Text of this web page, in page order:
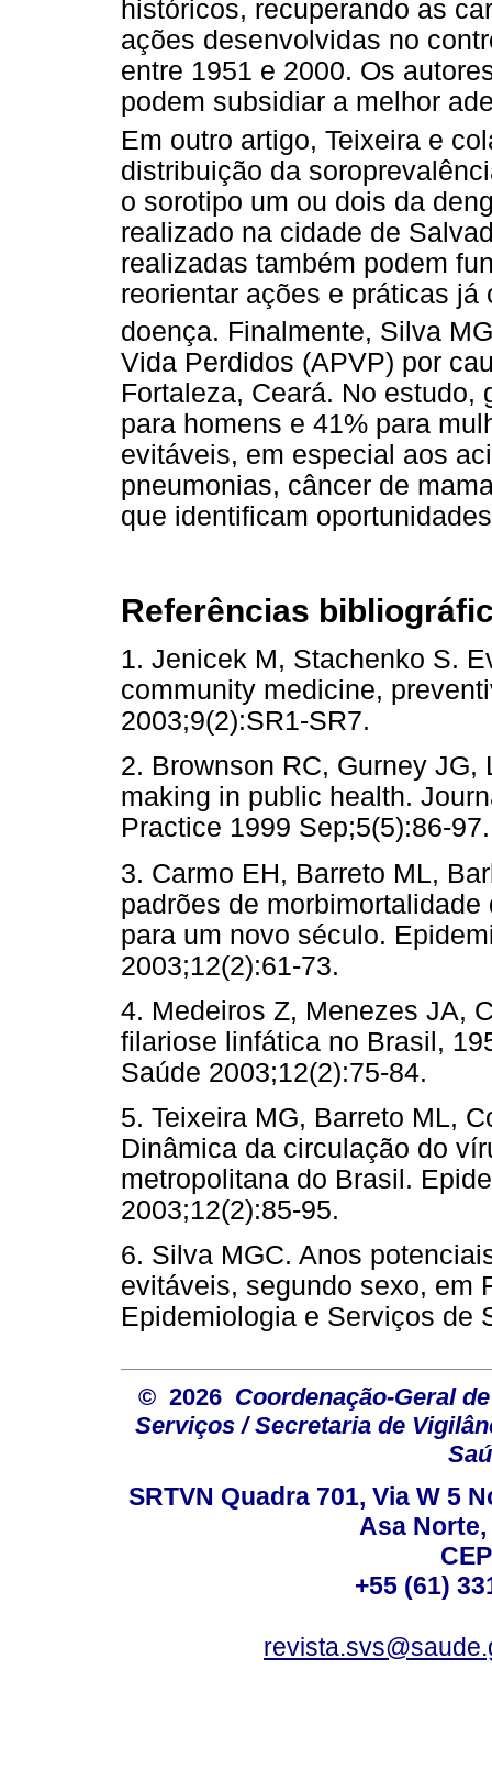
históricos, recuperando as
ações desenvolvidas no
entre 1951 e 2000. Os
podem subsidiar a melhor
Em outro artigo, Teixeira e
distribuição da
o sorotipo um ou dois da
realizado na cidade de
realizadas também podem
reorientar ações e práticas
doença. Finalmente, Silva
Vida Perdidos (APVP) por
Fortaleza, Ceará. No estudo,
para homens e 41% para
evitáveis, em especial aos
pneumonias, câncer de
que identificam
Referências
1. Jenicek M, Stachenko S.
community medicine,
2003;9(2):SR1-SR7.
2. Brownson RC, Gurney
making in public health.
Practice 1999 Sep;5(5):86-97.
3. Carmo EH, Barreto ML,
padrões de
para um novo século.
2003;12(2):61-73.
4. Medeiros Z, Menezes JA,
filariose linfática no Brasil,
Saúde 2003;12(2):75-84.
5. Teixeira MG, Barreto ML,
Dinâmica da circulação do
metropolitana do Brasil.
2003;12(2):85-95.
6. Silva MGC. Anos
evitáveis, segundo sexo, em
Epidemiologia e Serviços de
© 2026 Coordenação-Geral
Serviços / Secretaria de
SRTVN Quadra 701, Via W 5
Asa
+55 (61)